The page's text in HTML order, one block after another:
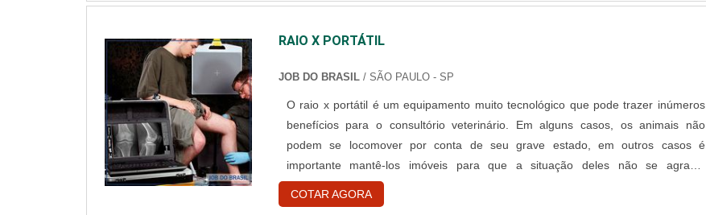
RAIO X PORTÁTIL
JOB DO BRASIL/ SÃO PAULO - SP
O raio x portátil é um equipamento muito tecnológico que pode trazer inúmeros
benefícios para o consultório veterinário. Em alguns casos, os animais não
podem se locomover por conta de seu grave estado, em outros casos é
importante mantê-los imóveis para que a situação deles não se agrave.
Diferenças entre o análogico e o digital O raio x portável possui tecnologia digital
que muito se assemelha com a tecnologia analógica. No entanto, os aparelho....
COTAR AGORA